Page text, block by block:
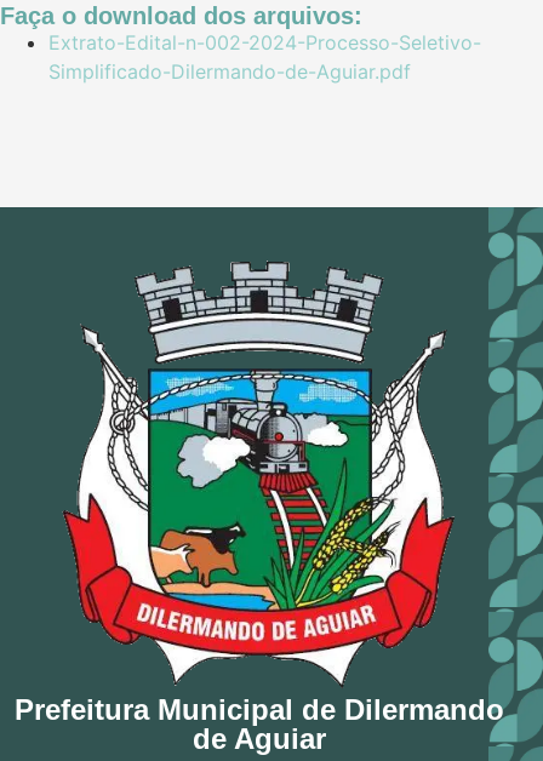
Faça o download dos arquivos:
Extrato-Edital-n-002-2024-Processo-Seletivo-
Simplificado-Dilermando-de-Aguiar.pdf
Prefeitura Municipal de Dilermando
de Aguiar